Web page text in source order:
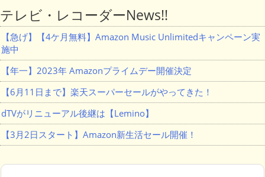
テレビ・レコーダーNews!!
【急げ】【4ケ月無料】Amazon Music Unlimitedキャンペーン実
施中
【年一】2023年 Amazonプライムデー開催決定
【6月11日まで】楽天スーパーセールがやってきた！
dTVがリニューアル後継は【Lemino】
【3月2日スタート】Amazon新生活セール開催！